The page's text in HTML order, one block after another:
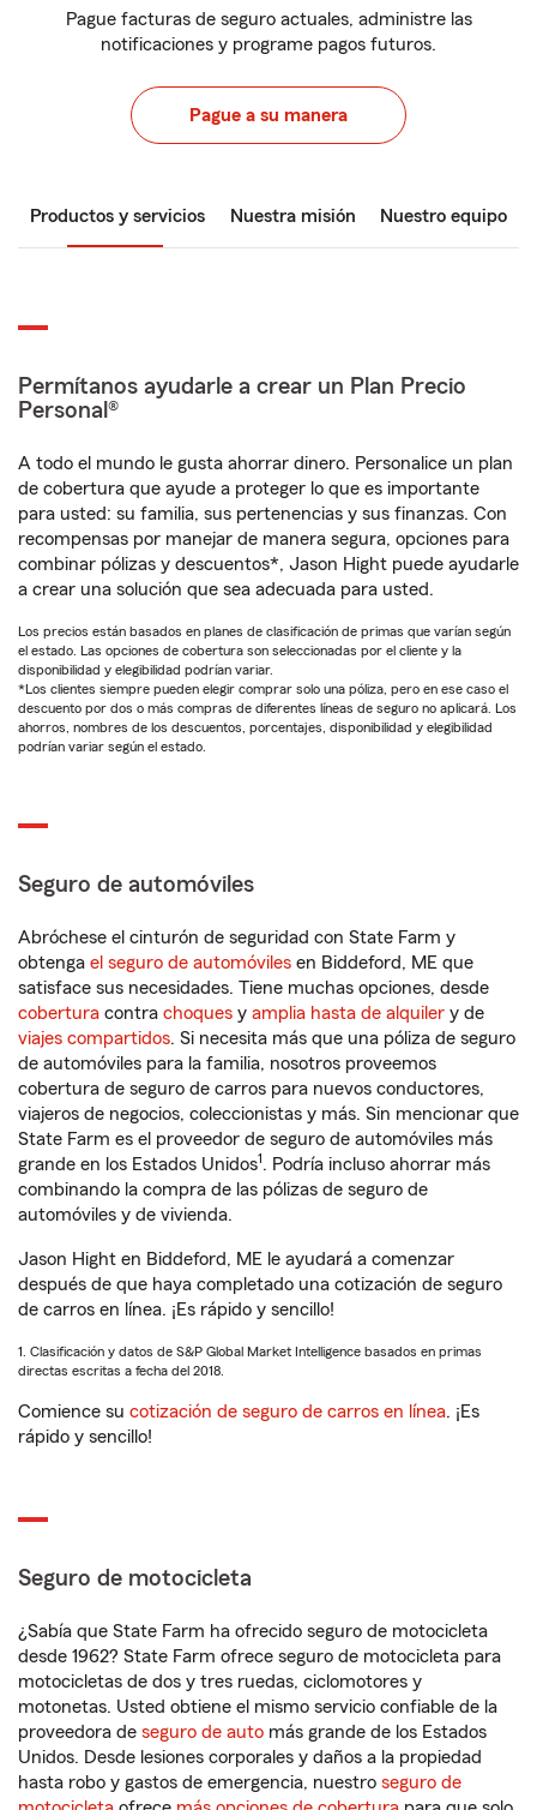
Pague facturas de seguro actuales, administre las
notificaciones y programe pagos futuros.
Pague a su manera
Productos y servicios Nuestra misión Nuestro equipo
Permítanos ayudarle a crear un Plan Precio
Personal®
A todo el mundo le gusta ahorrar dinero. Personalice un plan
de cobertura que ayude a proteger lo que es importante
para usted: su familia, sus pertenencias y sus finanzas. Con
recompensas por manejar de manera segura, opciones para
combinar pólizas y descuentos*, Jason Hight puede ayudarle
a crear una solución que sea adecuada para usted.
Los precios están basados en planes de clasificación de primas que varían según
el estado. Las opciones de cobertura son seleccionadas por el cliente y la
disponibilidad y elegibilidad podrían variar.
*Los clientes siempre pueden elegir comprar solo una póliza, pero en ese caso el
descuento por dos o más compras de diferentes líneas de seguro no aplicará. Los
ahorros, nombres de los descuentos, porcentajes, disponibilidad y elegibilidad
podrían variar según el estado.
Seguro de automóviles
Abróchese el cinturón de seguridad con State Farm y
obtenga el seguro de automóviles en Biddeford, ME que
satisface sus necesidades. Tiene muchas opciones, desde
cobertura contra choques y amplia hasta de alquiler y de
viajes compartidos. Si necesita más que una póliza de seguro
de automóviles para la familia, nosotros proveemos
cobertura de seguro de carros para nuevos conductores,
viajeros de negocios, coleccionistas y más. Sin mencionar que
State Farm es el proveedor de seguro de automóviles más
grande en los Estados Unidos1. Podría incluso ahorrar más
combinando la compra de las pólizas de seguro de
automóviles y de vivienda.
Jason Hight en Biddeford, ME le ayudará a comenzar
después de que haya completado una cotización de seguro
de carros en línea. ¡Es rápido y sencillo!
1. Clasificación y datos de S&P Global Market Intelligence basados en primas
directas escritas a fecha del 2018.
Comience su cotización de seguro de carros en línea. ¡Es
rápido y sencillo!
Seguro de motocicleta
¿Sabía que State Farm ha ofrecido seguro de motocicleta
desde 1962? State Farm ofrece seguro de motocicleta para
motocicletas de dos y tres ruedas, ciclomotores y
motonetas. Usted obtiene el mismo servicio confiable de la
proveedora de seguro de auto más grande de los Estados
Unidos. Desde lesiones corporales y daños a la propiedad
hasta robo y gastos de emergencia, nuestro seguro de